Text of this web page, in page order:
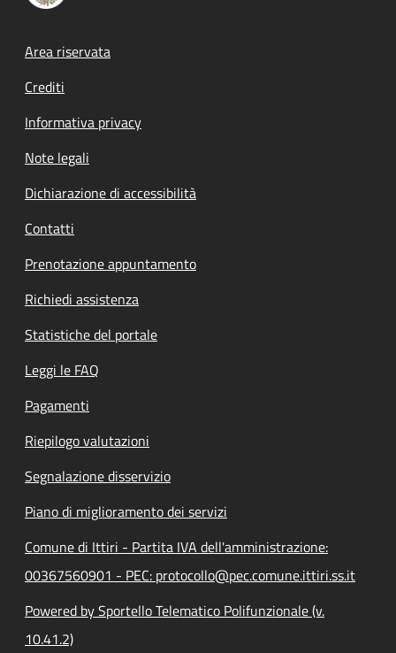
Footer menu
Area riservata
Crediti
Informativa privacy
Note legali
Dichiarazione di accessibilità
Contatti
Prenotazione appuntamento
Richiedi assistenza
Statistiche del portale
Leggi le FAQ
Pagamenti
Riepilogo valutazioni
Segnalazione disservizio
Piano di miglioramento dei servizi
Comune di Ittiri - Partita IVA dell'amministrazione:
00367560901 - PEC: protocollo@pec.comune.ittiri.ss.it
Powered by Sportello Telematico Polifunzionale (v.
10.41.2)